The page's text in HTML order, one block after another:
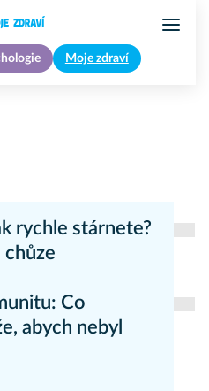
Moje zdraví
rychle stárnete?
chůze
Co
abych nebyl